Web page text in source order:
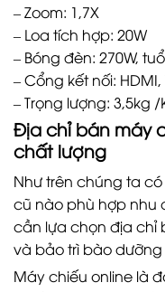
– Zoom: 1,7X
– Loa tích hợp: 20W
– Bóng đèn: 270W,
– Cổng kết nối: HDMI,
– Trọng lượng: 3,5kg
Địa chỉ bán máy
chất lượng
Như trên chúng ta
cũ nào phù hợp nhu
cần lựa chọn địa chỉ
và bảo trì bào
Máy chiếu online là